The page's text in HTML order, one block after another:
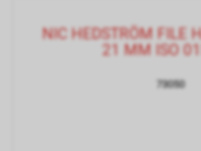
NIC HEDSTRÖM FILE
21 MM ISO
73050